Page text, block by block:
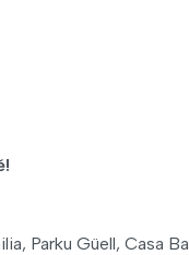
Parku Güell, Casa